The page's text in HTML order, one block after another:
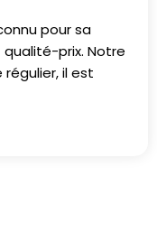
pour sa
prix. Notre
il est